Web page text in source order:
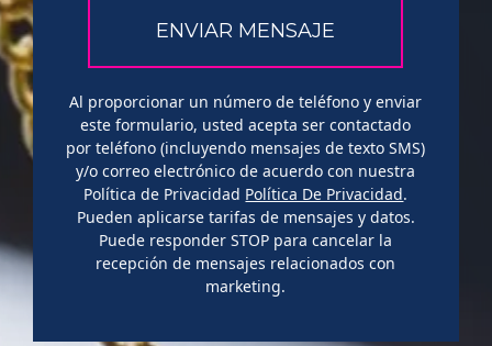
Al proporcionar un número de teléfono y enviar
este formulario, usted acepta ser contactado
por teléfono (incluyendo mensajes de texto SMS)
y/o correo electrónico de acuerdo con nuestra
Política de Privacidad Política De Privacidad.
Pueden aplicarse tarifas de mensajes y datos.
Puede responder STOP para cancelar la
recepción de mensajes relacionados con
marketing.